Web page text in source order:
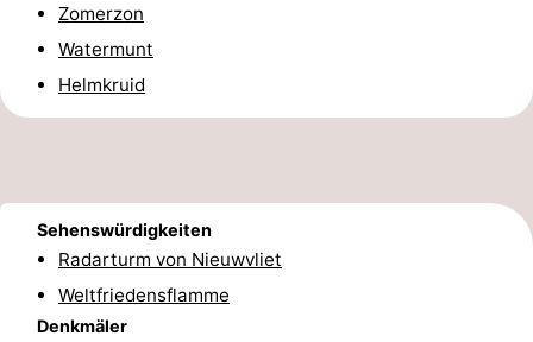
Indoor-
Spielplätze
Bowling
Städte
Natur
Sport
Zomerzon
Watermunt
Helmkruid
Sehenswürdigkeiten
Radarturm von Nieuwvliet
Weltfriedensflamme
Denkmäler